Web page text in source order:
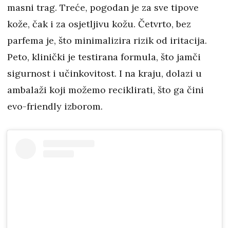
masni trag. Treće, pogodan je za sve tipove
kože, čak i za osjetljivu kožu. Četvrto, bez
parfema je, što minimalizira rizik od iritacija.
Peto, klinički je testirana formula, što jamči
sigurnost i učinkovitost. I na kraju, dolazi u
ambalaži koji možemo reciklirati, što ga čini
evo-friendly izborom.